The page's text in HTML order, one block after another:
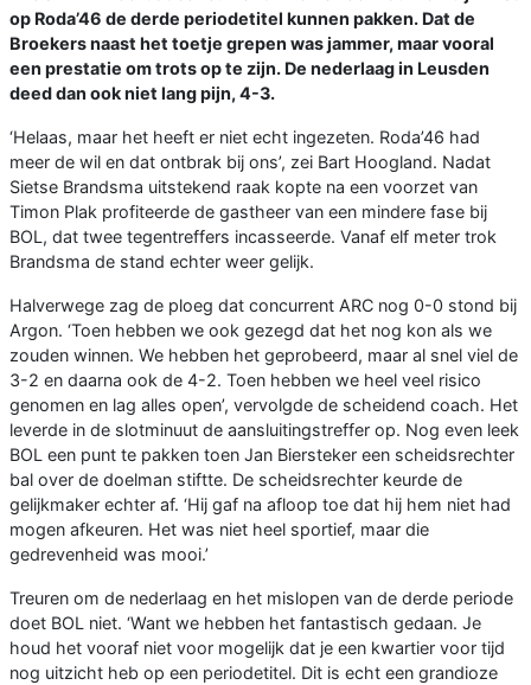
op Roda’46 de derde periodetitel kunnen pakken. Dat de
Broekers naast het toetje grepen was jammer, maar vooral
een prestatie om trots op te zijn. De nederlaag in Leusden
deed dan ook niet lang pijn, 4-3.
‘Helaas, maar het heeft er niet echt ingezeten. Roda’46 had
meer de wil en dat ontbrak bij ons’, zei Bart Hoogland. Nadat
Sietse Brandsma uitstekend raak kopte na een voorzet van
Timon Plak profiteerde de gastheer van een mindere fase bij
BOL, dat twee tegentreffers incasseerde. Vanaf elf meter trok
Brandsma de stand echter weer gelijk.
Halverwege zag de ploeg dat concurrent ARC nog 0-0 stond bij
Argon. ‘Toen hebben we ook gezegd dat het nog kon als we
zouden winnen. We hebben het geprobeerd, maar al snel viel de
3-2 en daarna ook de 4-2. Toen hebben we heel veel risico
genomen en lag alles open’, vervolgde de scheidend coach. Het
leverde in de slotminuut de aansluitingstreffer op. Nog even leek
BOL een punt te pakken toen Jan Biersteker een scheidsrechter
bal over de doelman stiftte. De scheidsrechter keurde de
gelijkmaker echter af. ‘Hij gaf na afloop toe dat hij hem niet had
mogen afkeuren. Het was niet heel sportief, maar die
gedrevenheid was mooi.’
Treuren om de nederlaag en het mislopen van de derde periode
doet BOL niet. ‘Want we hebben het fantastisch gedaan. Je
houd het vooraf niet voor mogelijk dat je een kwartier voor tijd
nog uitzicht heb op een periodetitel. Dit is echt een grandioze